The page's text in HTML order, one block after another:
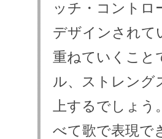
ッチ・コント
デザインされて
重ねていくこと
ル、ストレング
上するでしょう
べて歌で表現で